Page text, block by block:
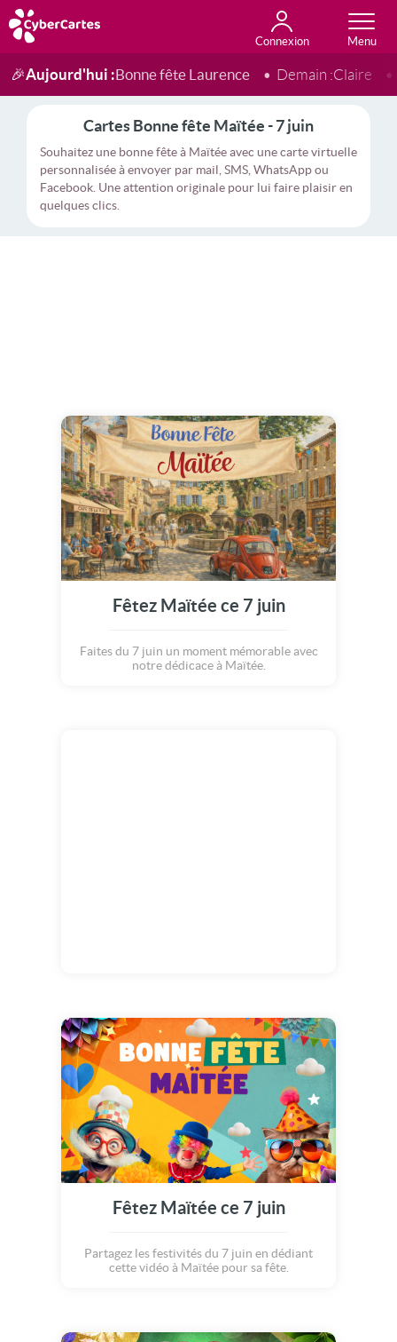
Connexion
Anniversaire
Fête du jour
Amour
Amitié
Merci
Toutes les cartes
🎉Aujourd'hui :Bonne fête Laurence Demain :Claire
Cartes Bonne fête Maïtée - 7 juin
Souhaitez une bonne fête à Maïtée avec une carte virtuelle
personnalisée à envoyer par mail, SMS, WhatsApp ou
Facebook. Une attention originale pour lui faire plaisir en
quelques clics.
Fêtez Maïtée ce 7 juin
Faites du 7 juin un moment mémorable avec
notre dédicace à Maïtée.
Fêtez Maïtée ce 7 juin
Partagez les festivités du 7 juin en dédiant
cette vidéo à Maïtée pour sa fête.